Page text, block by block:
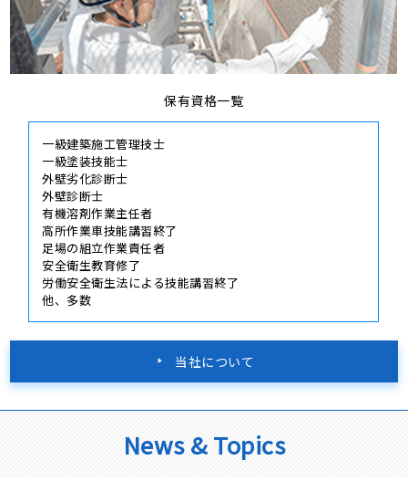
保有資格一覧
一級建築施工管理技士
一級塗装技能士
外壁劣化診断士
外壁診断士
有機溶剤作業主任者
高所作業車技能講習終了
足場の組立作業責任者
安全衛生教育修了
労働安全衛生法による技能講習終了
他、多数
当社について
News & Topics